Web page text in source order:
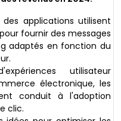
applications utilisent
fournir des messages
adaptés en fonction du
utilisateur
électronique, les
conduit à l'adoption
clic.